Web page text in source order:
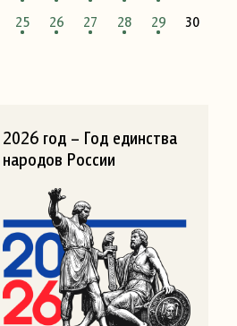
25 26 27 28 29
30
2026 год – Год единства
народов России